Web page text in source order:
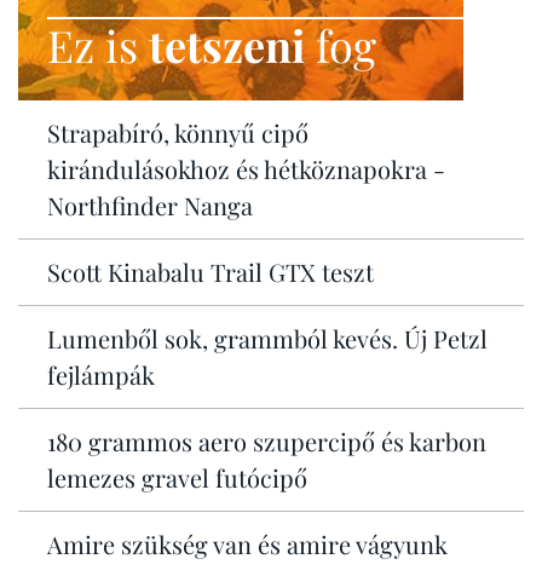
Ez istetszenifog
Strapabíró, könnyű cipő
kirándulásokhoz és hétköznapokra -
Northfinder Nanga
Scott Kinabalu Trail GTX teszt
Lumenből sok, grammból kevés. Új Petzl
fejlámpák
180 grammos aero szupercipő és karbon
lemezes gravel futócipő
Amire szükség van és amire vágyunk